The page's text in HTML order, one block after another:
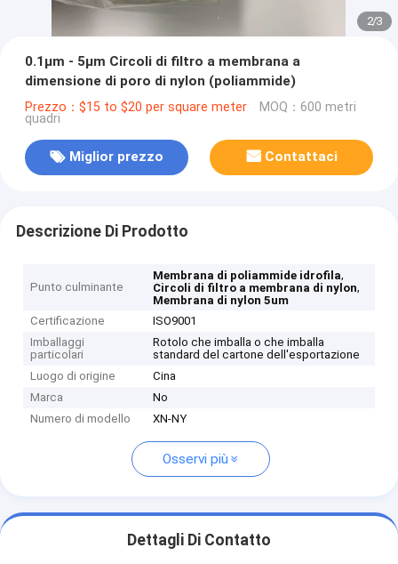
2/3
0.1μm - 5μm Circoli di filtro a membrana a
dimensione di poro di nylon (poliammide)
Prezzo：$15 to $20 per square meter MOQ：600 metri
quadri
Miglior prezzo Contattaci
Descrizione Di Prodotto
Punto culminante
Membrana di poliammide idrofila,
Circoli di filtro a membrana di nylon,
Membrana di nylon 5um
Certificazione
ISO9001
Imballaggi
particolari
Rotolo che imballa o che imballa
standard del cartone dell'esportazione
Luogo di origine
Cina
Marca
No
Numero di modello
XN-NY
Osservi più
Dettagli Di Contatto